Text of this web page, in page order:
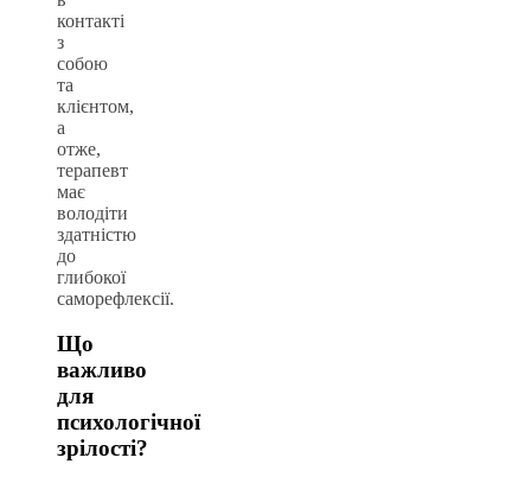
контакті
з
собою
та
клієнтом,
а
отже,
терапевт
має
володіти
здатністю
до
глибокої
саморефлексії.
Що
важливо
для
психологічної
зрілості?